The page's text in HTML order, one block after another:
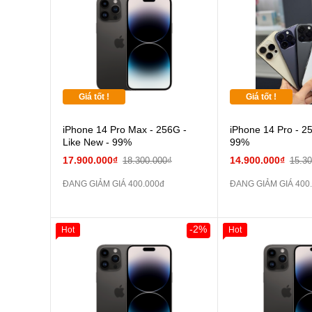
Pin dự phòng và
các Phụ Kiện Khác
các Phụ Kiện Khác
Giá tốt !
iPhone 14 Pro Max - 256G -
Like New - 99%
17.900.000₫ 18.300.000₫
ĐANG GIẢM GIÁ 400.000đ
Giá tốt !
iPhone 14 Pro -
99%
14.900.000₫
ĐANG GIẢM GIÁ
-2%
Hot Hot